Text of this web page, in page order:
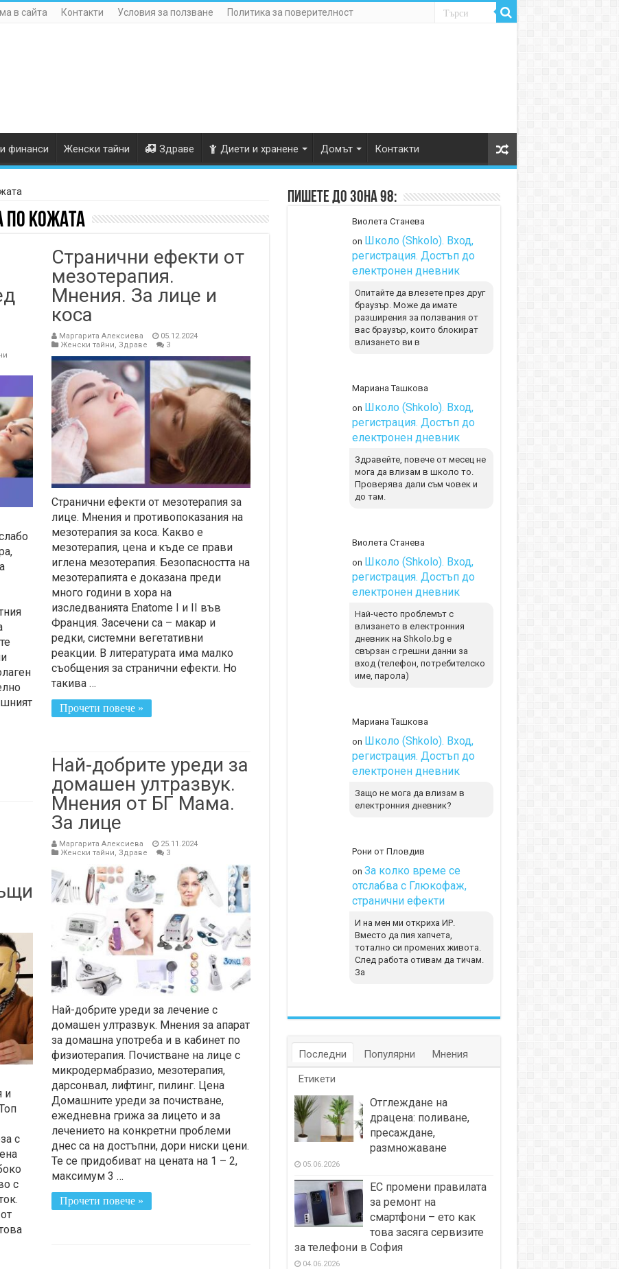
в сайта Контакти Условия за ползване Политика за поверителност
финанси Женски тайни Здраве Диети и хранене Домът Контакти
по кожата
Странични ефекти от
мезотерапия.
Мнения. За лице и
коса
Маргарита Алексиева
05.12.2024
Женски тайни, Здраве 3
Странични ефекти от мезотерапия за
лице. Мнения и противопоказания на
мезотерапия за коса. Какво е
мезотерапия, цена и къде се прави
иглена мезотерапия. Безопасността на
мезотерапията е доказана преди
много години в хора на
изследванията Enatome I и II във
Франция. Засечени са – макар и
редки, системни вегетативни
реакции. В литературата има малко
съобщения за странични ефекти. Но
такива …
Прочети повече »
Най-добрите уреди за
домашен ултразвук.
Мнения от БГ Мама.
За лице
Маргарита Алексиева
25.11.2024
Женски тайни, Здраве 3
Най-добрите уреди за лечение с
домашен ултразвук. Мнения за апарат
за домашна употреба и в кабинет по
физиотерапия. Почистване на лице с
микродермабразио, мезотерапия,
дарсонвал, лифтинг, пилинг. Цена
Домашните уреди за почистване,
ежедневна грижа за лицето и за
лечението на конкретни проблеми
днес са на достъпни, дори ниски цени.
Те се придобиват на цената на 1 – 2,
максимум 3 …
Прочети повече »
и
с
с
Пишете до Зона 98:
Виолета Станева
on Школо (Shkolo). Вход,
регистрация. Достъп до
електронен дневник
Опитайте да влезете през друг
браузър. Може да имате
разширения за ползвания от
вас браузър, които блокират
влизането ви в
Мариана Ташкова
on Школо (Shkolo). Вход,
регистрация. Достъп до
електронен дневник
Здравейте, повече от месец не
мога да влизам в школо то.
Проверява дали съм човек и
до там.
Виолета Станева
on Школо (Shkolo). Вход,
регистрация. Достъп до
електронен дневник
Най-често проблемът с
влизането в електронния
дневник на Shkolo.bg е
свързан с грешни данни за
вход (телефон, потребителско
име, парола)
Мариана Ташкова
on Школо (Shkolo). Вход,
регистрация. Достъп до
електронен дневник
Защо не мога да влизам в
електронния дневник?
Рони от Пловдив
on За колко време се
отслабва с Глюкофаж,
странични ефекти
И на мен ми откриха ИР.
Вместо да пия хапчета,
тотално си промених живота.
След работа отивам да тичам.
За
Последни Популярни
Мнения
Етикети
Отглеждане на
драцена: поливане,
пресаждане,
размножаване
05.06.2026
ЕС промени правилата
за ремонт на
смартфони – ето как
това засяга сервизите
за телефони в София
04.06.2026